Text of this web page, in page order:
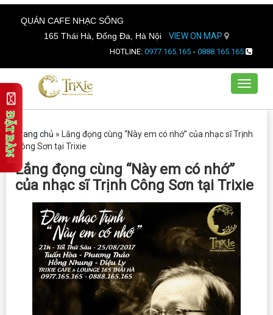
QUÁN CAFE NHẠC SỐNG
165 Thái Hà, Đống Đa, Hà Nội
VIEW ON MAP
HOTLINE: 0977.165.165 - 0888.165.165
Toggle
Trang chủ »
Lắng đọng cùng “Này em có nhớ” của nhạc sĩ Trịnh
Công Sơn tại Trixie
Lắng đọng cùng “Này em có nhớ”
của nhạc sĩ Trịnh Công Sơn tại Trixie